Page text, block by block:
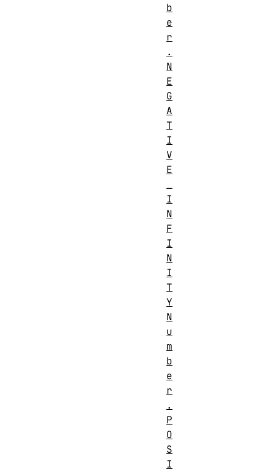
b
e
r
.
N
E
G
A
T
I
V
E
I
N
F
I
N
I
T
Y
N
u
m
b
e
r
.
P
O
S
I